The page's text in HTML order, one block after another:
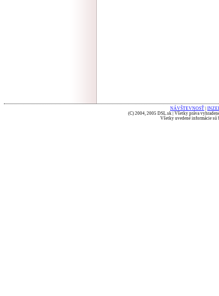
NÁVŠTEVNOSŤ
(C) 2004, 2005 DSL.sk | Všetky práva
Všetky uvedené informácie sú